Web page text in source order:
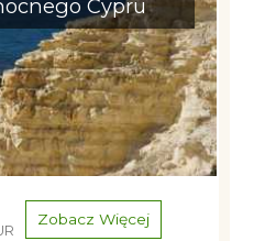
Cypru
Zobacz Więcej